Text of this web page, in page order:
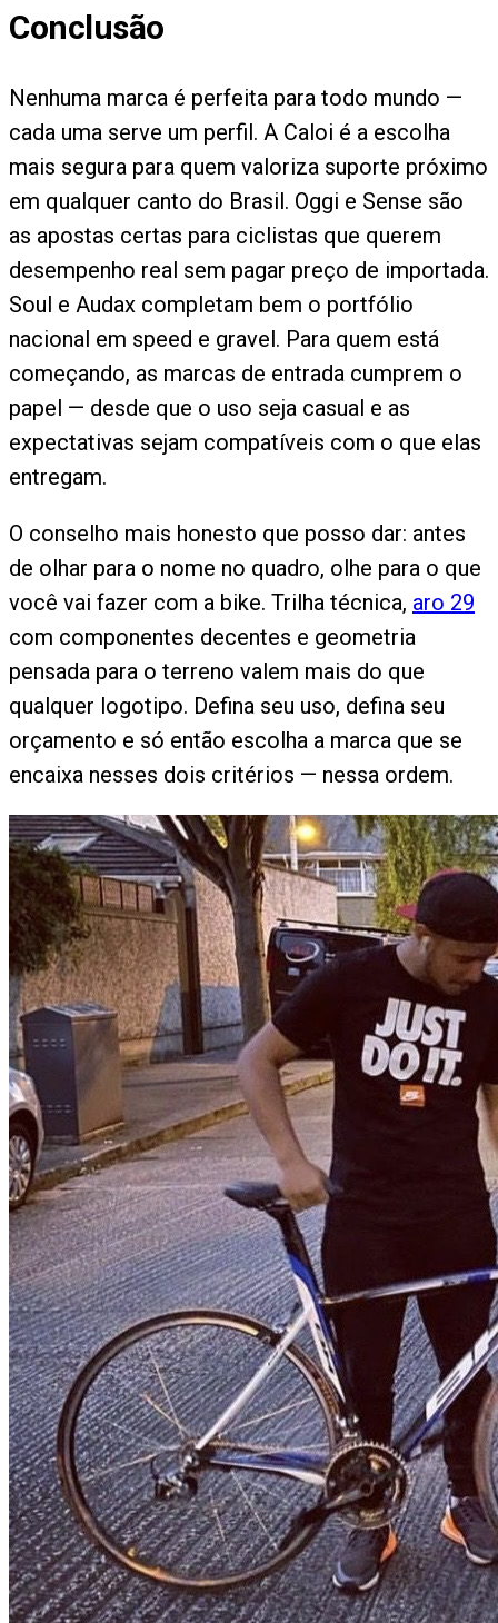
Conclusão
Nenhuma marca é perfeita para todo mundo —
cada uma serve um perfil. A Caloi é a escolha
mais segura para quem valoriza suporte próximo
em qualquer canto do Brasil. Oggi e Sense são
as apostas certas para ciclistas que querem
desempenho real sem pagar preço de importada.
Soul e Audax completam bem o portfólio
nacional em speed e gravel. Para quem está
começando, as marcas de entrada cumprem o
papel — desde que o uso seja casual e as
expectativas sejam compatíveis com o que elas
entregam.
O conselho mais honesto que posso dar: antes
de olhar para o nome no quadro, olhe para o que
você vai fazer com a bike. Trilha técnica, aro 29
com componentes decentes e geometria
pensada para o terreno valem mais do que
qualquer logotipo. Defina seu uso, defina seu
orçamento e só então escolha a marca que se
encaixa nesses dois critérios — nessa ordem.